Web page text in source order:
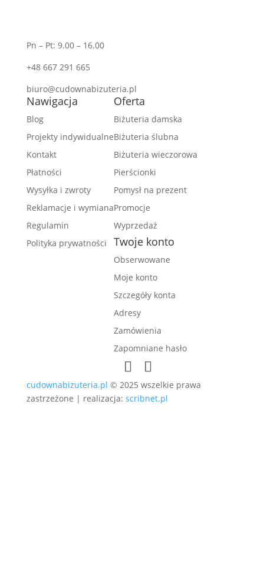
Pn – Pt: 9.00 – 16.00
+48 667 291 665
biuro@cudownabizuteria.pl
Nawigacja
Blog
Projekty indywidualne
Kontakt
Płatności
Wysyłka i zwroty
Reklamacje i wymiana
Regulamin
Polityka prywatności
Oferta
Biżuteria damska
Biżuteria ślubna
Biżuteria wieczorowa
Pierścionki
Pomysł na prezent
Promocje
Wyprzedaż
Twoje konto
Obserwowane
Moje konto
Szczegóły konta
Adresy
Zamówienia
Zapomniane hasło
cudownabizuteria.pl © 2025 wszelkie prawa
zastrzeżone | realizacja: scribnet.pl